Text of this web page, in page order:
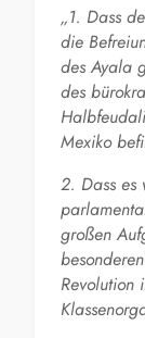
„1. Dass
die
des Ayala
des
Mexiko
2. Dass es
großen
Revolution